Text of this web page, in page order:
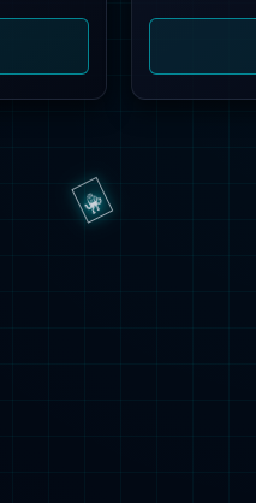
可能原因：网址有
网址已失效 >可能